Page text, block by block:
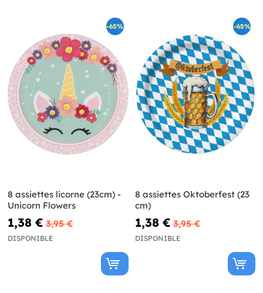
-65%
8 assiettes licorne (23cm) -
Unicorn Flowers
1,38 € 3,95 €
DISPONIBLE
-65%
8 assiettes Oktoberfest (23
cm)
1,38 € 3,95 €
DISPONIBLE